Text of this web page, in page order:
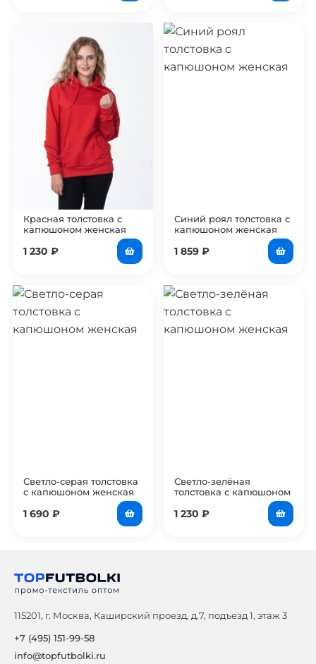
Красная толстовка с
капюшоном женская
1 230 ₽
Синий роял толстовка с
капюшоном женская
1 859 ₽
Светло-серая толстовка
с капюшоном женская
1 690 ₽
Светло-зелёная
толстовка с капюшоном
1 230 ₽
115201, г. Москва, Каширский проезд, д.7, подъезд 1, этаж 3
+7 (495) 151-99-58
info@topfutbolki.ru